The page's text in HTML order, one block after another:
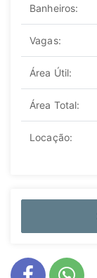
Banheiros:
Vagas:
Área Útil:
Área Total:
Locação: